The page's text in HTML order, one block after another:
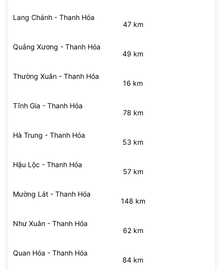
Lang Chánh - Thanh Hóa
47 km
Quảng Xương - Thanh Hóa
49 km
Thường Xuân - Thanh Hóa
16 km
Tĩnh Gia - Thanh Hóa
78 km
Hà Trung - Thanh Hóa
53 km
Hậu Lộc - Thanh Hóa
57 km
Mường Lát - Thanh Hóa
148 km
Như Xuân - Thanh Hóa
62 km
Quan Hóa - Thanh Hóa
84 km